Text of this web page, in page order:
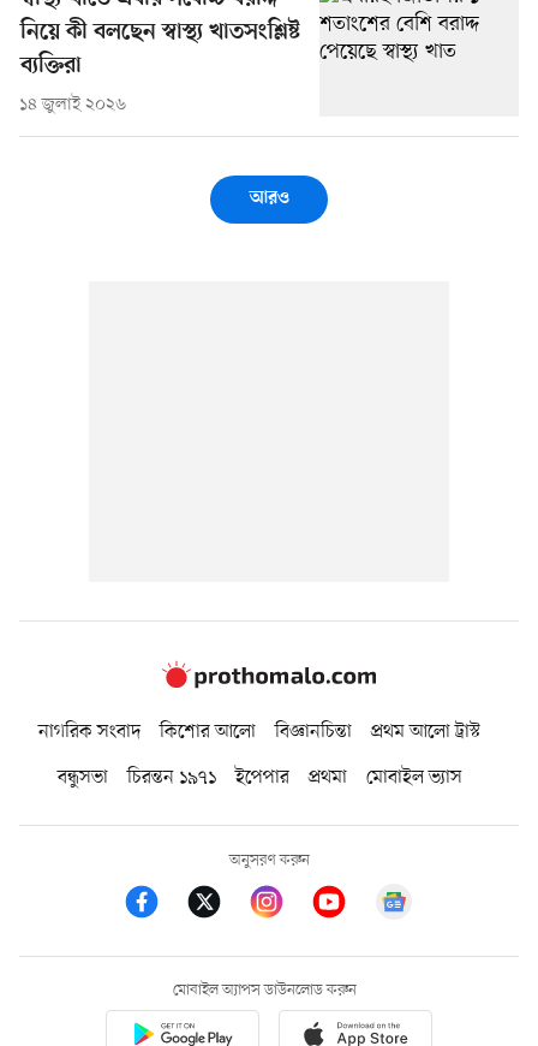
নিয়ে কী বলছেন স্বাস্থ্য খাতসংশ্লিষ্ট
ব্যক্তিরা
১৪ জুলাই ২০২৬
আরও
নাগরিক সংবাদ কিশোর আলো বিজ্ঞানচিন্তা
প্রথম আলো ট্রাস্ট
বন্ধুসভা
চিরন্তন ১৯৭১ ইপেপার প্রথমা মোবাইল ভ্যাস
অনুসরণ করুন
মোবাইল অ্যাপস ডাউনলোড করুন